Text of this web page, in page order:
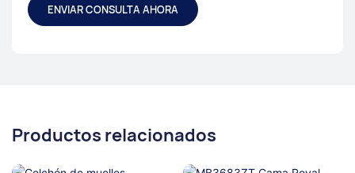
ENVIAR CONSULTA AHORA
Productos relacionados